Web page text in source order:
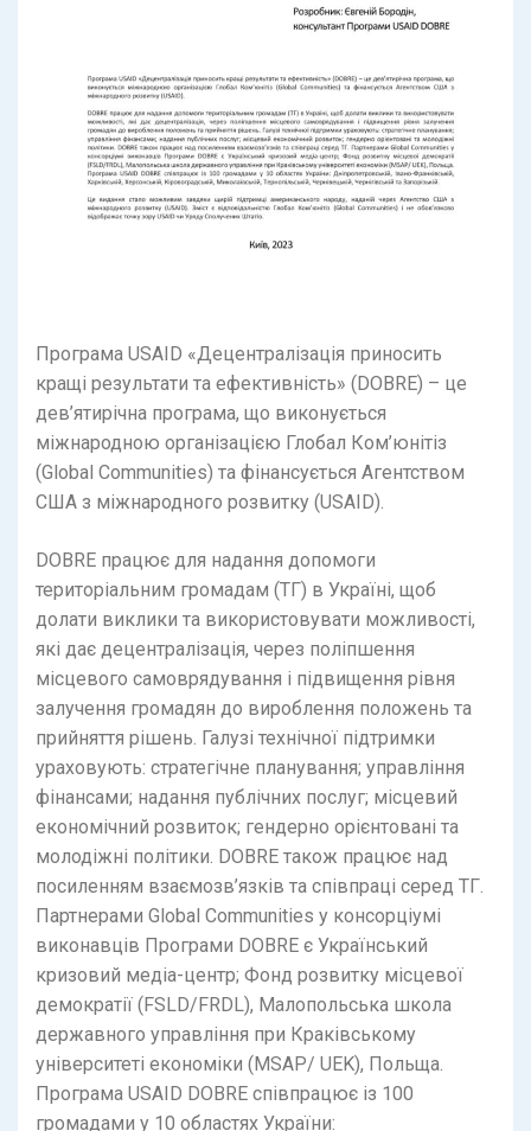
Програма USAID «Децентралізація приносить
кращі результати та ефективність» (DOBRE) – це
дев’ятирічна програма, що виконується
міжнародною організацією Глобал Ком’юнітіз
(Global Communities) та фінансується Агентством
США з міжнародного розвитку (USAID).
DOBRE працює для надання допомоги
територіальним громадам (ТГ) в Україні, щоб
долати виклики та використовувати можливості,
які дає децентралізація, через поліпшення
місцевого самоврядування і підвищення рівня
залучення громадян до вироблення положень та
прийняття рішень. Галузі технічної підтримки
ураховують: стратегічне планування; управління
фінансами; надання публічних послуг; місцевий
економічний розвиток; гендерно орієнтовані та
молодіжні політики. DOBRE також працює над
посиленням взаємозв’язків та співпраці серед ТГ.
Партнерами Global Communities у консорціумі
виконавців Програми DOBRE є Український
кризовий медіа-центр; Фонд розвитку місцевої
демократії (FSLD/FRDL), Малопольська школа
державного управління при Краківському
університеті економіки (MSAP/ UEK), Польща.
Програма USAID DOBRE співпрацює із 100
громадами у 10 областях України: